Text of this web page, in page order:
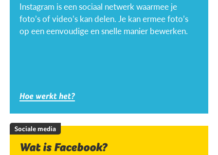
Instagram is een sociaal netwerk waarmee je
foto’s of video’s kan delen. Je kan ermee foto’s
op een eenvoudige en snelle manier bewerken.
Hoe werkt het?
Sociale media
Wat is Facebook?